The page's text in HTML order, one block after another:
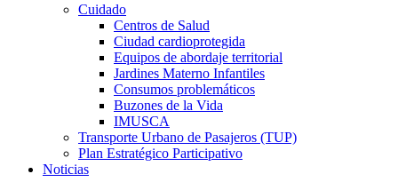
Cuidado
Centros de Salud
Ciudad cardioprotegida
Equipos de abordaje territorial
Jardines Materno Infantiles
Consumos problemáticos
Buzones de la Vida
IMUSCA
Transporte Urbano de Pasajeros (TUP)
Plan Estratégico Participativo
Noticias